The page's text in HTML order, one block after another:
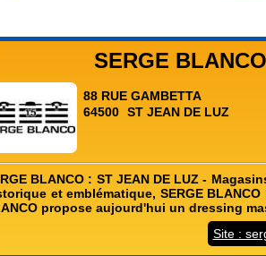
SERGE
88 RUE GAMBETTA
64500 ST JEAN DE LUZ
BLANCO : ST JEAN DE LUZ -
et emblématique, SERGE
propose aujourd'hui un dressing
Site :